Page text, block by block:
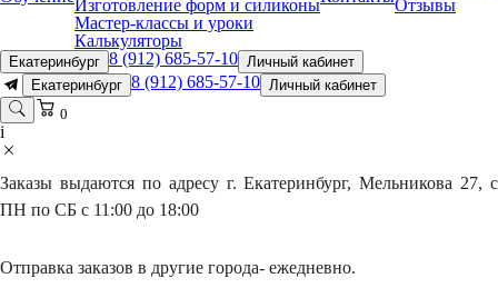
Изготовление форм и силиконы
Мастер-классы и уроки
Калькуляторы
Отзывы
Екатеринбург 8 (912) 685-57-10 Личный кабинет
Екатеринбург 8 (912) 685-57-10 Личный кабинет
0
i
Заказы выдаются по адресу г. Екатеринбург, Мельникова 27, с
ПН по СБ с 11:00 до 18:00
Отправка заказов в другие города- ежедневно.